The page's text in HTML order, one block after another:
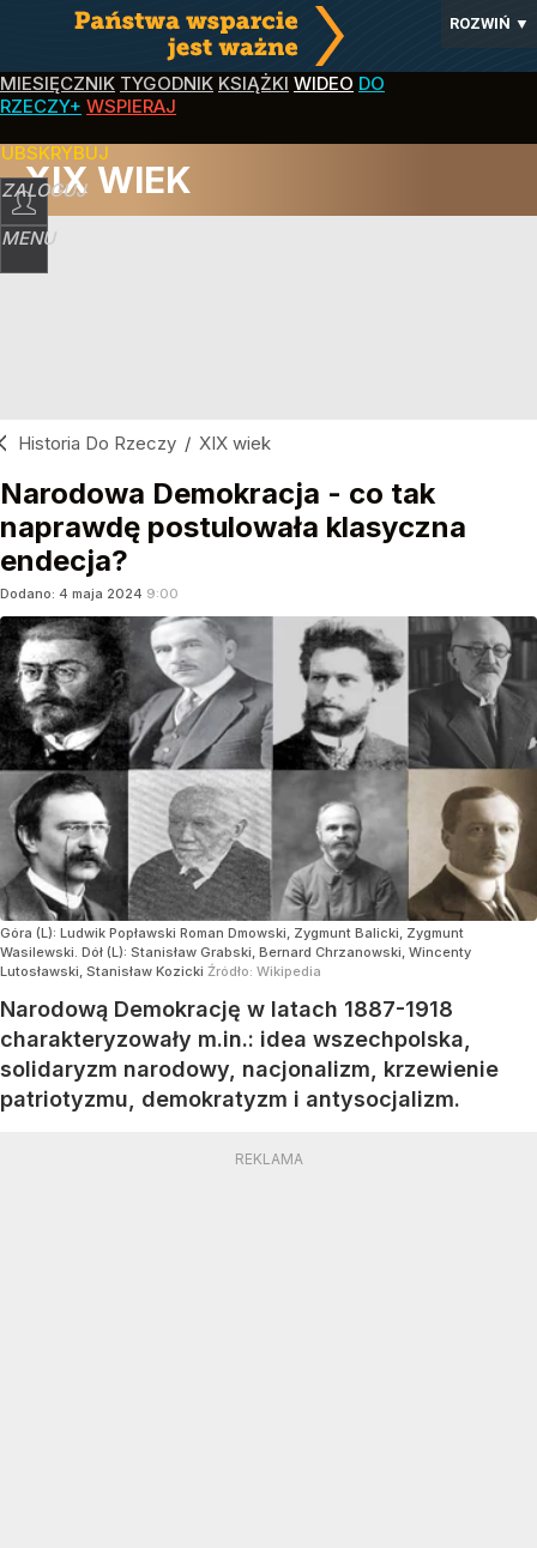
ROZWIŃ ▼
MIESIĘCZNIK TYGODNIK KSIĄŻKI WIDEO DO
RZECZY+ WSPIERAJ
ZALOGUJ
MENU
XIX WIEK
Historia Do Rzeczy / XIX wiek
Narodowa Demokracja - co tak
naprawdę postulowała klasyczna
endecja?
Dodano: 4 maja 2024 9:00
Góra (L): Ludwik Popławski Roman Dmowski, Zygmunt Balicki, Zygmunt
Wasilewski. Dół (L): Stanisław Grabski, Bernard Chrzanowski, Wincenty
Lutosławski, Stanisław Kozicki Źródło: Wikipedia
Narodową Demokrację w latach 1887-1918
charakteryzowały m.in.: idea wszechpolska,
solidaryzm narodowy, nacjonalizm, krzewienie
patriotyzmu, demokratyzm i antysocjalizm.